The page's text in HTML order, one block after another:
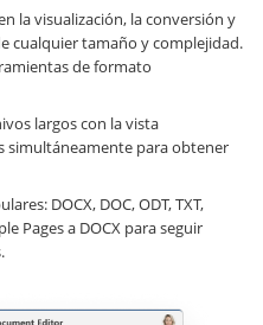
la visualización, la conversión y
cualquier tamaño y complejidad.
de formato
largos con la vista
simultáneamente para obtener
DOCX, DOC, ODT, TXT,
Pages a DOCX para seguir